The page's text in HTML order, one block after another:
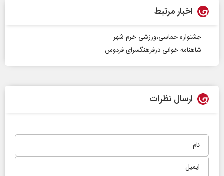
اخبار مرتبط
جشنواره حماسی،ورزشی خرم شهر
شاهنامه خوانی درفرهنگسرای فردوس
ارسال نظرات